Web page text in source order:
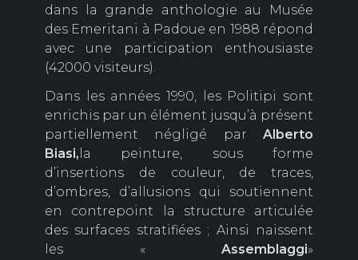
dans la grande anthologie au Musée
des Emeritani à Padoue en 1988 répond
avec une participation enthousiaste
(42000 visiteurs).
Dans les années 1990, les Politipi sont
enrichis par un élément jusqu’à présent
partiellement négligé par Alberto
Biasi, la peinture, sous forme
d’insertions de couleur, de traces,
d’ombres, d’allusions qui soutiennent
en contrepoint la structure articulée
des surfaces stratifiées ; Ainsi naissent
les « Assemblaggi»